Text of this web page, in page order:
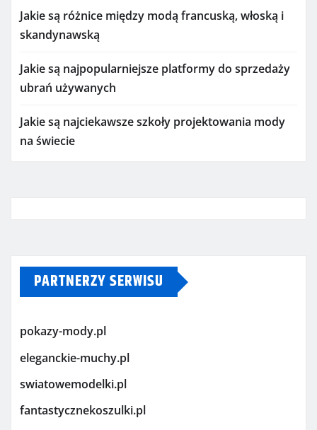
Jakie są różnice między modą francuską, włoską i
skandynawską
Jakie są najpopularniejsze platformy do sprzedaży
ubrań używanych
Jakie są najciekawsze szkoły projektowania mody
na świecie
PARTNERZY SERWISU
pokazy-mody.pl
eleganckie-muchy.pl
swiatowemodelki.pl
fantastycznekoszulki.pl